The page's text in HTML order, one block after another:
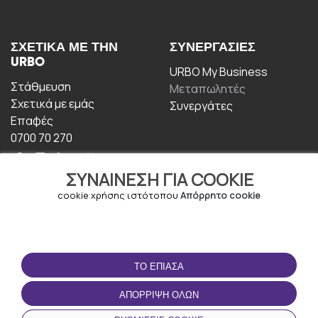
ΣΥΝΑΊΝΕΣΗ ΓΙΑ COOKIE
cookie χρήσης ιστότοπου Απόρρητο cookie
ΤΟ ΈΠΙΑΣΑ
ΑΠΌΡΡΙΨΗ ΌΛΩΝ
ΣΧΕΤΙΚΆ ΜΕ ΤΗΝ
URBO
Στάθμευση
Σχετικά με εμάς
Επαφές
0700 70 270
ΣΥΝΕΡΓΑΣΊΕΣ
URBO My Business
Μεταπωλητές
Συνεργάτες
ΟΡΟΙ ΧΡΉΣΗΣ
Οροι και Προϋποθέσεις
Πολιτική απορρήτου
ΚΑΤΕΒΆΣΤΕ ΤΗΝ
ΕΦΑΡΜΟΓΉ